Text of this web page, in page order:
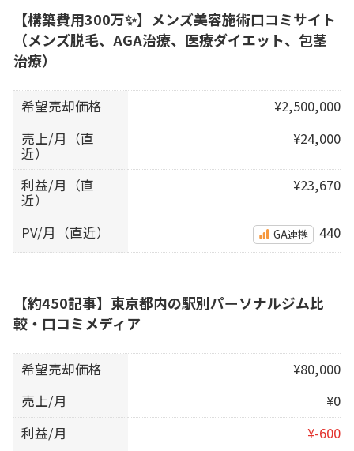
【構築費用300万✨】メンズ美容施術口コミサイト
（メンズ脱毛、AGA治療、医療ダイエット、包茎
治療）
希望売却価格
¥2,500,000
売上/月（直
近）
¥24,000
利益/月（直
近）
¥23,670
PV/月（直近） GA連携 440
【約450記事】東京都内の駅別パーソナルジム比
較・口コミメディア
希望売却価格
¥80,000
売上/月
¥0
利益/月
¥-600